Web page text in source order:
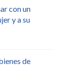
con un
y a su
de